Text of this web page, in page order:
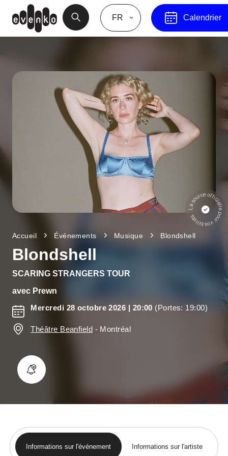
FR Calendrier
Accueil Événements Musique Blondshell
Blondshell
SCARING STRANGERS TOUR
avec Prewn
Mercredi 28 octobre 2026 | 20:00 (Portes: 19:00)
Théâtre Beanfield - Montréal
Informations sur l'événement Informations sur l'artiste